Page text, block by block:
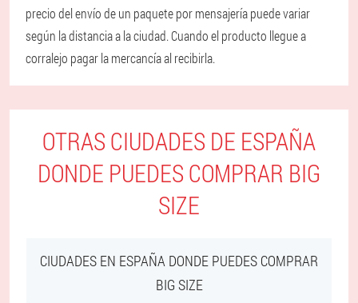
precio del envío de un paquete por mensajería puede variar
según la distancia a la ciudad. Cuando el producto llegue a
corralejo pagar la mercancía al recibirla.
OTRAS CIUDADES DE ESPAÑA
DONDE PUEDES COMPRAR BIG
SIZE
CIUDADES EN ESPAÑA DONDE PUEDES COMPRAR
BIG SIZE